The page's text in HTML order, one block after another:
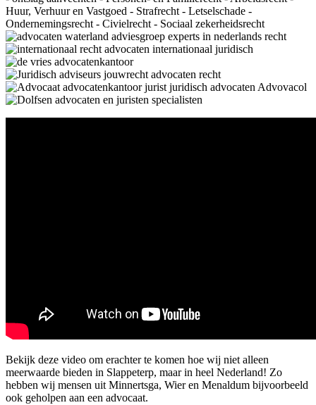
Bekijk deze video om erachter te komen hoe wij niet alleen
meerwaarde bieden in Slappeterp, maar in heel Nederland! Zo
hebben wij mensen uit Minnertsga, Wier en Menaldum bijvoorbeeld
ook geholpen aan een advocaat.